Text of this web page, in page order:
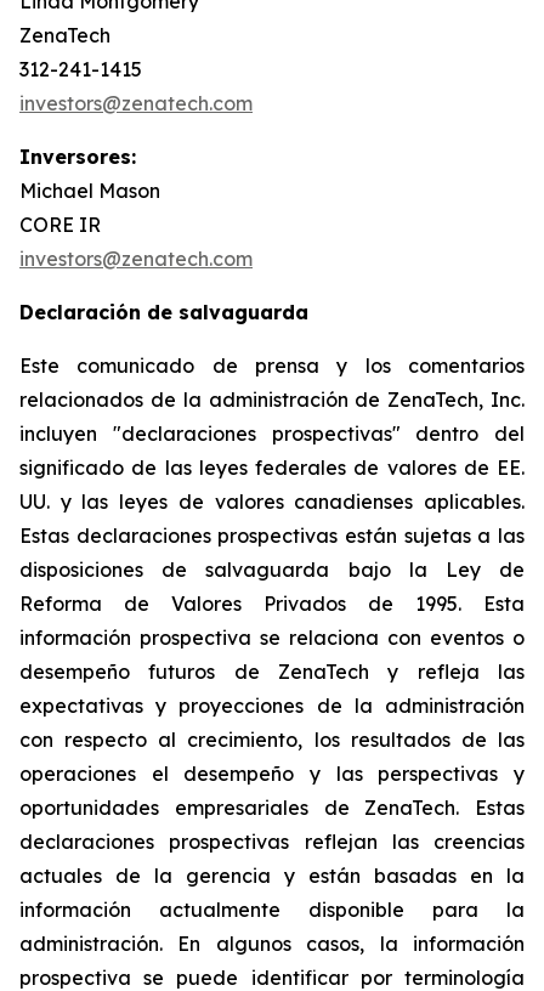
ZenaTech
312-241-1415
investors@zenatech.com
Inversores:
Michael Mason
CORE IR
investors@zenatech.com
Declaración de salvaguarda
Este comunicado de prensa y los comentarios
relacionados de la administración de ZenaTech, Inc.
incluyen "declaraciones prospectivas" dentro del
significado de las leyes federales de valores de EE.
UU. y las leyes de valores canadienses aplicables.
Estas declaraciones prospectivas están sujetas a las
disposiciones de salvaguarda bajo la Ley de
Reforma de Valores Privados de 1995. Esta
información prospectiva se relaciona con eventos o
desempeño futuros de ZenaTech y refleja las
expectativas y proyecciones de la administración
con respecto al crecimiento, los resultados de las
operaciones el desempeño y las perspectivas y
oportunidades empresariales de ZenaTech. Estas
declaraciones prospectivas reflejan las creencias
actuales de la gerencia y están basadas en la
información actualmente disponible para la
administración. En algunos casos, la información
prospectiva se puede identificar por terminología